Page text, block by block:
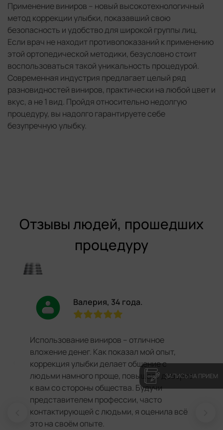
ЗАПИСЬ НА ПРИЕМ
Применение виниров – новый высокотехнологичный
метод коррекции улыбки, показавший свою
безопасность и удобство для широкой группы лиц.
Если врач не находит противопоказаний к применению
этой ортопедической методики, безусловно стоит
воспользоваться такой уникальность процедурой.
Современная индустрия предлагает целый ряд
разновидностей виниров, практически на любой цвет и
вкус, а не 1 вид. Пройдя относительно недолгую
процедуру, вы надолго гарантируете себе
безупречную улыбку.
Отзывы людей, прошедших
процедуру
Валерия, 34 года.
Использование виниров – отличное
вложение денег. Как показал мой опыт,
коррекция улыбки делает общение с
людьми намного проще, повышает доверие
к вам со стороны общества. Будучи
представителем профессии, часто
контактирующей с людьми, я оценила всё
это на своём опыте.